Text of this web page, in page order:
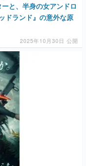
と、半身の女アンドロ
ドランド』の意外な原
2025年10月30日 公開